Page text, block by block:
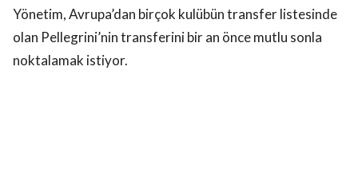
Yönetim, Avrupa’dan birçok kulübün transfer listesinde
olan Pellegrini’nin transferini bir an önce mutlu sonla
noktalamak istiyor.